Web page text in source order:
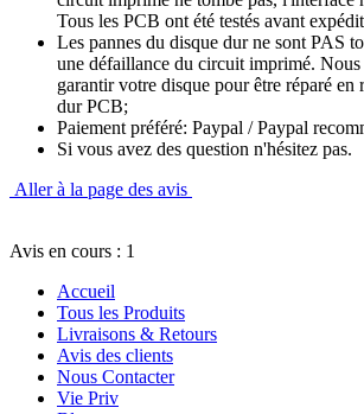
Tous les PCB ont été testés avant
Les pannes du disque dur ne sont PAS
une défaillance du circuit imprimé. Nous
garantir votre disque pour être réparé en
dur PCB;
Paiement préféré: Paypal / Paypal
Si vous avez des question n'hésitez pas.
Aller à la page des avis
Avis en cours : 1
Accueil
Tous les Produits
Livraisons & Retours
Avis des clients
Nous Contacter
Vie Priv